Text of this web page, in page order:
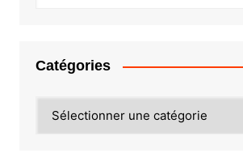
Catégories